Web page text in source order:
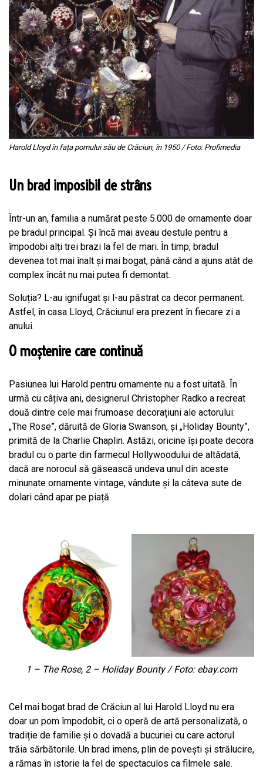
Harold Lloyd în fața pomului său de Crăciun, în 1950 / Foto: Profimedia
Un brad imposibil de strâns
Într-un an, familia a numărat peste 5.000 de ornamente doar
pe bradul principal. Și încă mai aveau destule pentru a
împodobi alți trei brazi la fel de mari. În timp, bradul
devenea tot mai înalt și mai bogat, până când a ajuns atât de
complex încât nu mai putea fi demontat.
Soluția? L-au ignifugat și l-au păstrat ca decor permanent.
Astfel, în casa Lloyd, Crăciunul era prezent în fiecare zi a
anului.
O moștenire care continuă
Pasiunea lui Harold pentru ornamente nu a fost uitată. În
urmă cu câțiva ani, designerul Christopher Radko a recreat
două dintre cele mai frumoase decorațiuni ale actorului:
„The Rose”, dăruită de Gloria Swanson, și „Holiday Bounty”,
primită de la Charlie Chaplin. Astăzi, oricine își poate decora
bradul cu o parte din farmecul Hollywoodului de altădată,
dacă are norocul să găsească undeva unul din aceste
minunate ornamente vintage, vândute și la câteva sute de
dolari când apar pe piață.
1 – The Rose, 2 – Holiday Bounty / Foto: ebay.com
Cel mai bogat brad de Crăciun al lui Harold Lloyd nu era
doar un pom împodobit, ci o operă de artă personalizată, o
tradiție de familie și o dovadă a bucuriei cu care actorul
trăia sărbătorile. Un brad imens, plin de povești și strălucire,
a rămas în istorie la fel de spectaculos ca filmele sale.